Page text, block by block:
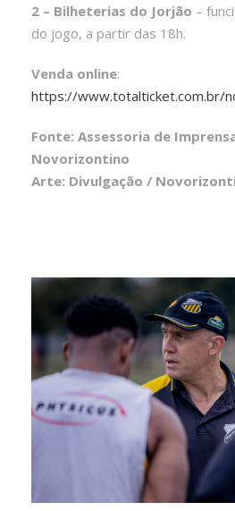
2 – Bilheterias do Jorjão –
do jogo, a partir das 18h.
Venda online:
https://www.totalticket.com.br/
Fonte: Assessoria de
Novorizontino
Arte: Divulgação /